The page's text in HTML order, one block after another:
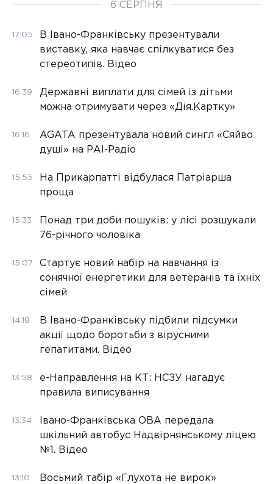
6 СЕРПНЯ
17:05
В Івано-Франківську презентували
виставку, яка навчає спілкуватися без
стереотипів. Відео
16:39
Державні виплати для сімей із дітьми
можна отримувати через «Дія.Картку»
16:16
AGATA презентувала новий сингл «Сяйво
душі» на РАІ-Радіо
15:55
На Прикарпатті відбулася Патріарша
проща
15:33
Понад три доби пошуків: у лісі розшукали
76-річного чоловіка
15:07
Стартує новий набір на навчання із
сонячної енергетики для ветеранів та їхніх
сімей
14:18
В Івано-Франківську підбили підсумки
акції щодо боротьби з вірусними
гепатитами. Відео
13:58
е-Направлення на КТ: НСЗУ нагадує
правила виписування
13:34
Івано-Франківська ОВА передала
шкільний автобус Надвірнянському ліцею
№1. Відео
13:10
Восьмий табір «Глухота не вирок»